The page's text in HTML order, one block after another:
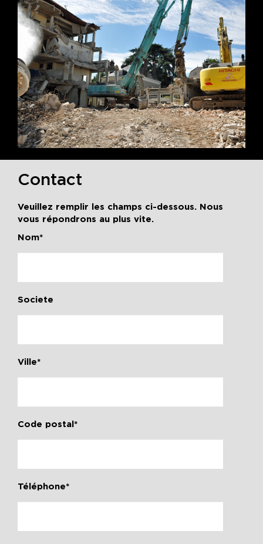
Contact
Veuillez remplir les champs ci-dessous. Nous
vous répondrons au plus vite.
Nom*
Societe
Ville*
Code postal*
Téléphone*